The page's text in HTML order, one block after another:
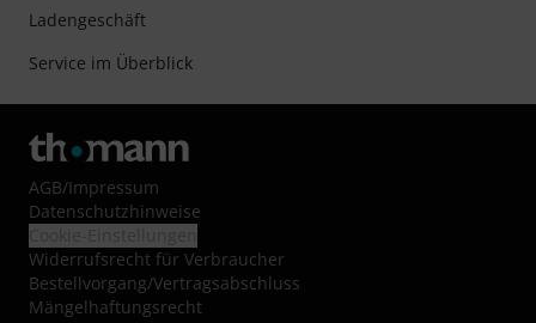
Ladengeschäft
Service im Überblick
AGB/Impressum
Datenschutzhinweise
Widerrufsrecht für Verbraucher
Bestellvorgang/Vertragsabschluss
Mängelhaftungsrecht